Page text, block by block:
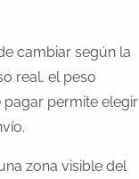
cambiar según la
real, el peso
permite elegir
zona visible del